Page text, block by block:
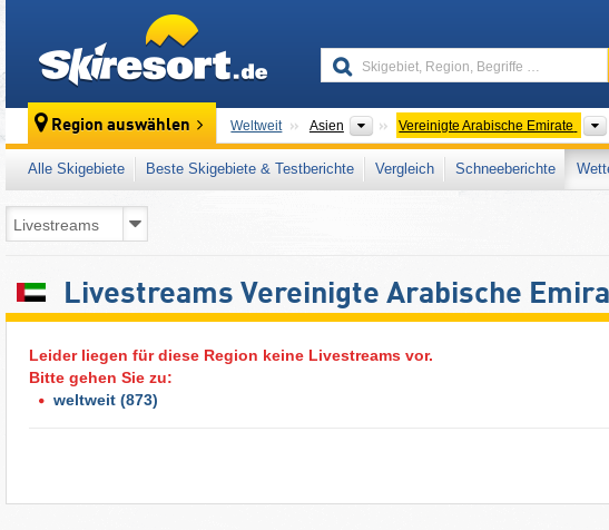
Region auswählen Weltweit Asien Kontinente
Vereinigte Arabische Emirate
Alle Skigebiete Beste Skigebiete & Testberichte Vergleich Schneeberichte
Livestreams Vereinigte Arabische
Leider liegen für diese Region keine Livestreams vor.
Bitte gehen Sie zu:
weltweit (873)